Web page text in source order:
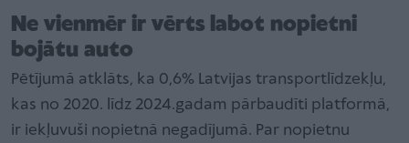
Ne vienmēr ir vērts labot nopietni
bojātu auto
Pētījumā atklāts, ka 0,6% Latvijas transportlīdzekļu,
kas no 2020. līdz 2024.gadam pārbaudīti platformā,
ir iekļuvuši nopietnā negadījumā. Par nopietnu